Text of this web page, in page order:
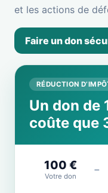
et les actions de
Faire un don
RÉDUCTION
Un don de
coûte que
100 €
Votre don
−